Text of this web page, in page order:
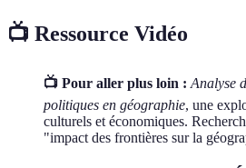
📺 Ressource Vidéo
📺 Pour aller plus loin : Analyse
politiques en géographie, une
culturels et économiques.
"impact des frontières sur la